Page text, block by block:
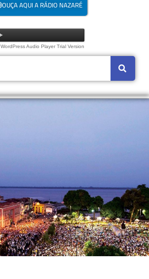
OUÇA AQUI A RÁDIO NAZARÉ
WordPress Audio Player Trial Version